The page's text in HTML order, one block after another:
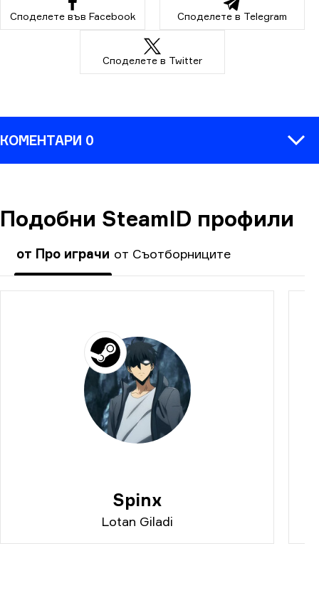
Споделете във Facebook Споделете в Telegram
Споделете в Twitter
КОМЕНТАРИ 0
КОМЕНТАР
Подобни SteamID профили
от Про играчи от Съотборниците
Spinx
Lotan Giladi